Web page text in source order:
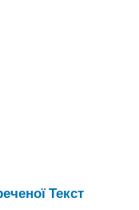
Текст